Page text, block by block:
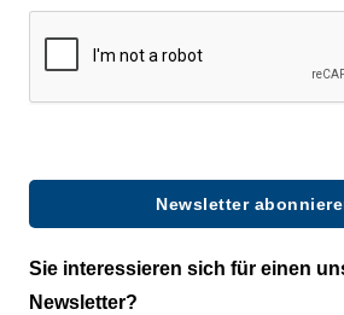
Newsletter
Sie interessieren sich für einen
Newsletter?